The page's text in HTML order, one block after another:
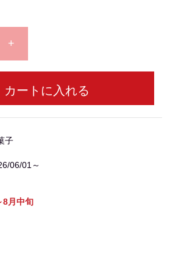
+
カートに入れる
子
06/01～
月中旬